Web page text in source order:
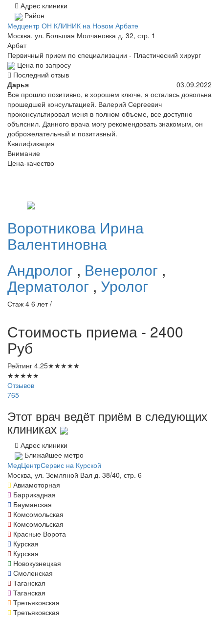
Адрес клиники
Район
Медцентр ОН КЛИНИК на Новом Арбате
Москва, ул. Большая Молчановка д. 32, стр. 1
Арбат
Первичный прием по специализации - Пластический хирург
Цена по запросу
Последний отзыв
Дарья
03.09.2022
Все прошло позитивно, в хорошем ключе, я осталась довольна
прошедшей консультацией. Валерий Сергеевич
проконсультировал меня в полном объеме, все доступно
объяснил. Данного врача могу рекомендовать знакомым, он
доброжелательный и позитивный.
Квалификация
Внимание
Цена-качество
Воротникова Ирина
Валентиновна
Андролог , Венеролог ,
Дерматолог , Уролог
Стаж 4 6 лет /
Стоимость приема - 2400
Руб
Рейтинг 4.25★★★★★
★★★★★
Отзывов
765
Этот врач ведёт приём в следующих
клиниках
Адрес клиники
Ближайшее метро
МедЦентрСервис на Курской
Москва, ул. Земляной Вал д. 38/40, стр. 6
Авиамоторная
Баррикадная
Бауманская
Комсомольская
Комсомольская
Красные Ворота
Курская
Курская
Новокузнецкая
Смоленская
Таганская
Таганская
Третьяковская
Третьяковская